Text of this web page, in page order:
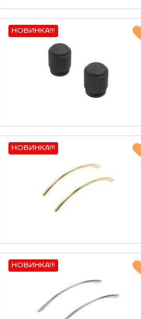
НОВИНКА!!!
НОВИНКА!!!
НОВИНКА!!!